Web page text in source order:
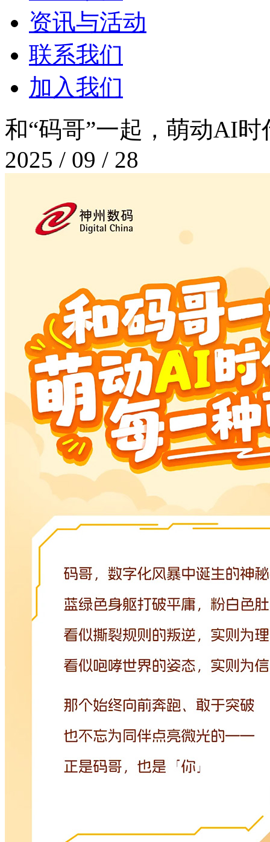
资讯与活动
联系我们
加入我们
和“码哥”一起，萌动AI
2025 / 09 / 28